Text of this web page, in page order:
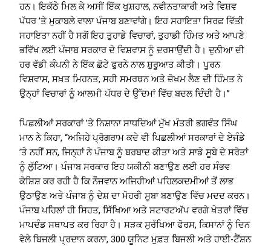
ਹਨ। ਇਕੱਠੇ ਮਿਲ ਕੇ ਅਸੀਂ ਇੱਕ ਖੁਸ਼ਹਾਲ, ਨਵੀਨਤਾਕਾਰੀ ਅਤੇ ਵਿਸ਼ਵ
ਪੱਧਰ ’ਤੇ ਮੁਕਾਬਲੇ ਵਾਲਾ ਪੰਜਾਬ ਬਣਾਵਾਂਗੇ। ਇਹ ਸਹਾਇਤਾ ਸਿਰਫ਼ ਵਿੱਤੀ
ਸਹਾਇਤਾ ਨਹੀਂ ਹੈ ਸਗੋਂ ਇਹ ਤੁਹਾਡੇ ਵਿਚਾਰਾਂ, ਤੁਹਾਡੀ ਹਿੰਮਤ ਅਤੇ ਆਪਣੇ
ਭਵਿੱਖ ਲਈ ਪੰਜਾਬ ਸਰਕਾਰ ਦੇ ਵਿਸ਼ਵਾਸ ਨੂੰ ਦਰਸਾਉਂਦੀ ਹੈ। ਦੁਨੀਆ ਦੀ
ਹਰ ਵੱਡੀ ਕੰਪਨੀ ਨੇ ਇੱਕ ਛੋਟੇ ਫੁਰਨੇ ਨਾਲ ਸ਼ੁਰੂਆਤ ਕੀਤੀ। ਪੂਰਨ
ਵਿਸ਼ਵਾਸ, ਸਖ਼ਤ ਮਿਹਨਤ, ਸਹੀ ਸਮਰਥਨ ਅਤੇ ਜ਼ੋਖਮ ਲੈਣ ਦੀ ਹਿੰਮਤ ਨੇ
ਉਨ੍ਹਾਂ ਵਿਚਾਰਾਂ ਨੂੰ ਆਲਮੀ ਪੱਧਰ ਦੇ ਉੱਦਮਾਂ ਵਿੱਚ ਬਦਲ ਦਿੰਦੀ ਹੈ।’’
ਪਿਛਲੀਆਂ ਸਰਕਾਰਾਂ ’ਤੇ ਨਿਸ਼ਾਨਾ ਸਾਧਦਿਆਂ ਮੁੱਖ ਮੰਤਰੀ ਭਗਵੰਤ ਸਿੰਘ
ਮਾਨ ਨੇ ਕਿਹਾ, ‘‘ਅਜਿਹੇ ਪ੍ਰੋਗਰਾਮ ਕਦੇ ਵੀ ਪਿਛਲੀਆਂ ਸਰਕਾਰਾਂ ਦੇ ਏਜੰਡੇ
’ਤੇ ਨਹੀਂ ਸਨ, ਜਿਨ੍ਹਾਂ ਨੇ ਪੰਜਾਬ ਨੂੰ ਬਰਬਾਦ ਕੀਤਾ ਅਤੇ ਸਾਡੇ ਸੂਬੇ ਦੇ ਸਰੋਤਾਂ
ਨੂੰ ਲੁੱਟਿਆ। ਪੰਜਾਬ ਸਰਕਾਰ ਇਹ ਯਕੀਨੀ ਬਣਾਉਣ ਲਈ ਹਰ ਸੰਭਵ
ਕੋਸ਼ਿਸ਼ ਕਰ ਰਹੀ ਹੈ ਕਿ ਨੌਜਵਾਨ ਅਜਿਹੀਆਂ ਪਹਿਲਕਦਮੀਆਂ ਤੋਂ ਲਾਭ
ਉਠਾਉਣ ਅਤੇ ਪੰਜਾਬ ਨੂੰ ਦੇਸ਼ ਦਾ ਮੋਹਰੀ ਸੂਬਾ ਬਣਾਉਣ ਵਿੱਚ ਮਦਦ ਕਰਨ।
ਪੰਜਾਬ ਪਹਿਲਾਂ ਹੀ ਸਿਹਤ, ਸਿੱਖਿਆ ਅਤੇ ਸਟਾਰਟਅੱਪ ਵਰਗੇ ਖੇਤਰਾਂ ਵਿੱਚ
ਮਾਪਦੰਡ ਸਥਾਪਤ ਕਰ ਰਿਹਾ ਹੈ। ਸੜਕ ਸੁਰੱਖਿਆ ਫੋਰਸ, ਕਿਸਾਨਾਂ ਨੂੰ ਦਿਨ
ਵੇਲੇ ਬਿਜਲੀ ਪ੍ਰਦਾਨ ਕਰਨਾ, 300 ਯੂਨਿਟ ਮੁਫ਼ਤ ਬਿਜਲੀ ਅਤੇ ਹਾਈ-ਟੈਂਸ਼ਨ